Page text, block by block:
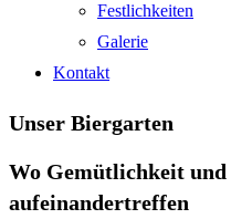
Festlichkeiten
Galerie
Kontakt
Unser Biergarten
Wo Gemütlichkeit und
aufeinandertreffen